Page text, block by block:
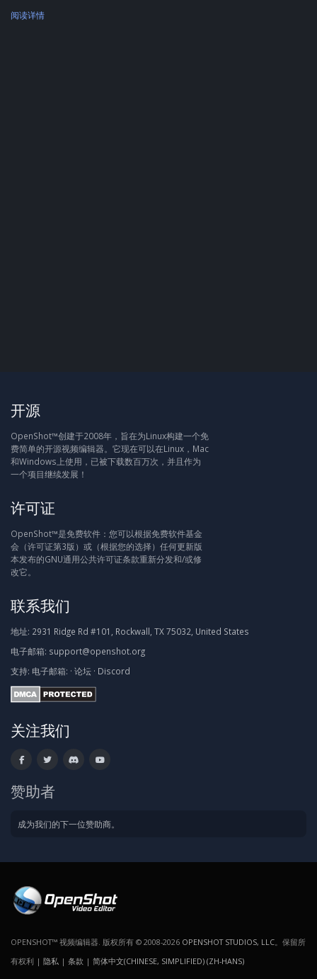
阅读详情
开源
OpenShot™创建于2008年，旨在为Linux构建一个免
费简单的开源视频编辑器。它现在可以在Linux，Mac
和Windows上使用，已被下载数百万次，并且作为
一个项目继续发展！
许可证
OpenShot™是免费软件：您可以根据免费软件基金
会（许可证第3版）或（根据您的选择）任何更新版
本发布的GNU通用公共许可证条款重新分发和/或修
改它。
联系我们
地址: 2931 Ridge Rd #101, Rockwall, TX 75032, United States
电子邮箱: support@openshot.org
支持: 电子邮箱: · 论坛 · Discord
关注我们
赞助者
成为我们的下一位赞助商。
OPENSHOT™ 视频编辑器. 版权所有 © 2008-2026 OPENSHOT STUDIOS, LLC 。保留所
有权利 | 隐私 | 条款 | 简体中文(CHINESE, SIMPLIFIED) (ZH-HANS)